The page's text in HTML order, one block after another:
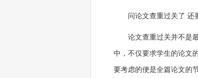
问论文查重过关了 还
论文查重过关并不是
中，不仅要求学生的论文
要考虑的便是全篇论文的